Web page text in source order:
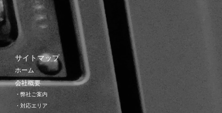
サイトマップ
ホーム
会社概要
・弊社ご案内
・対応エリア